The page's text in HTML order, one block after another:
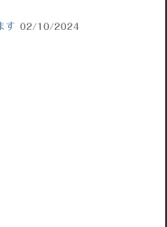
す 02/10/2024